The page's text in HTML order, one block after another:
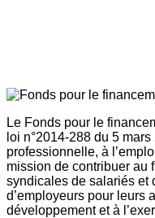
Le Fonds pour le
loi n°2014-288 du 5
professionnelle, à
mission de contribuer au
syndicales de salariés et
d’employeurs pour leurs
développement et à